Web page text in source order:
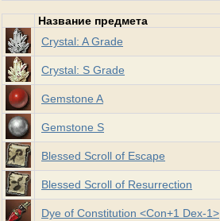
Название предмета
Crystal: A Grade
Crystal: S Grade
Gemstone A
Gemstone S
Blessed Scroll of Escape
Blessed Scroll of Resurrection
Dye of Constitution <Con+1 Dex-1>